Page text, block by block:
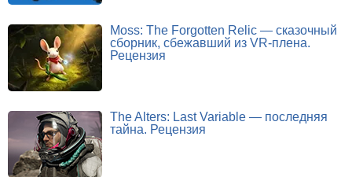
Moss: The Forgotten Relic — сказочный
сборник, сбежавший из VR-плена.
Рецензия
The Alters: Last Variable — последняя
тайна. Рецензия